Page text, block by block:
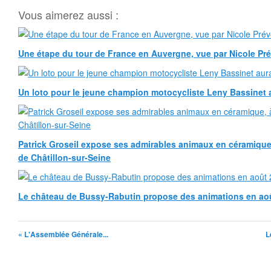
Vous aimerez aussi :
Une étape du tour de France en Auvergne, vue par Nicole
Un loto pour le jeune champion motocycliste Leny Bassinet
Patrick Groseil expose ses admirables animaux en
de Châtillon-sur-Seine
Le château de Bussy-Rabutin propose des animations en
« L'Assemblée Générale...